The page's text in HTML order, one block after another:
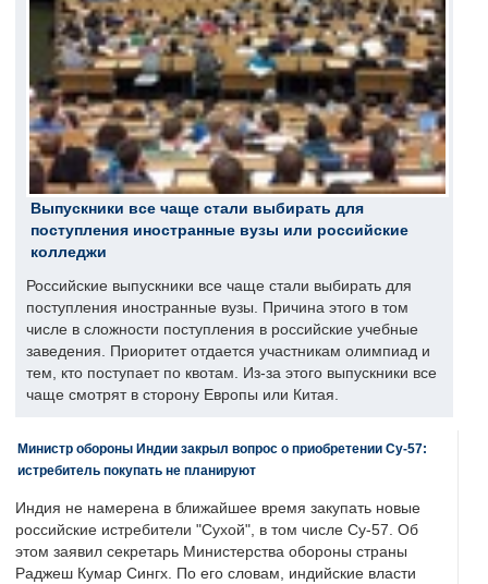
Выпускники все чаще стали выбирать для
поступления иностранные вузы или российские
колледжи
Российские выпускники все чаще стали выбирать для
поступления иностранные вузы. Причина этого в том
числе в сложности поступления в российские учебные
заведения. Приоритет отдается участникам олимпиад и
тем, кто поступает по квотам. Из-за этого выпускники все
чаще смотрят в сторону Европы или Китая.
Министр обороны Индии закрыл вопрос о приобретении Су-57:
истребитель покупать не планируют
Индия не намерена в ближайшее время закупать новые
российские истребители "Сухой", в том числе Су-57. Об
этом заявил секретарь Министерства обороны страны
Раджеш Кумар Сингх. По его словам, индийские власти